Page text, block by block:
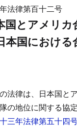
法律第百十二号
国とアメリ
本国におけ
法律は、日本国と
の地位に関する協
三年法律第五十四号